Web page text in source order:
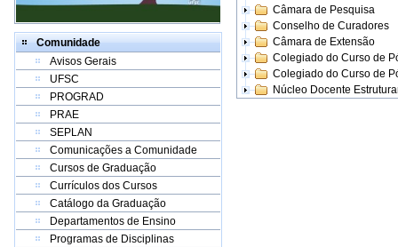
Comunidade
Avisos Gerais
UFSC
PROGRAD
PRAE
SEPLAN
Comunicações a Comunidade
Cursos de Graduação
Currículos dos Cursos
Catálogo da Graduação
Departamentos de Ensino
Programas de Disciplinas
Câmara de Pesquisa
Conselho de Curadores
Câmara de Extensão
Colegiado do Curso de
Colegiado do Curso de
Núcleo Docente